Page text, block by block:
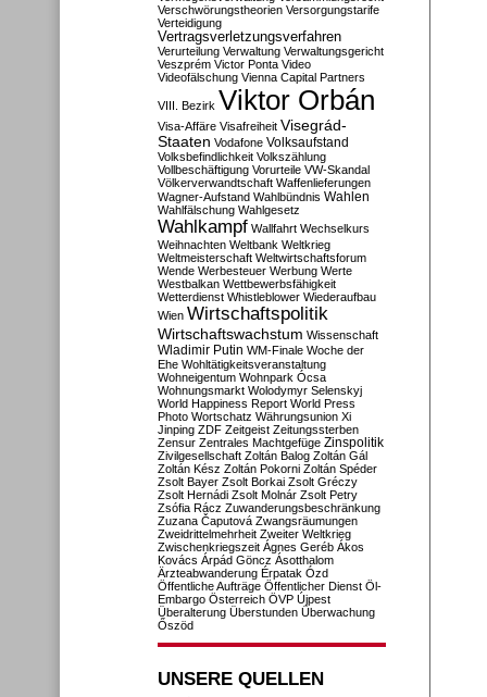
Verschwörungstheorien Versorgungstarife
Verteidigung
Vertragsverletzungsverfahren
Verurteilung Verwaltung Verwaltungsgericht
Veszprém Victor Ponta Video
Videofälschung Vienna Capital Partners
VIII. Bezirk Viktor Orbán
Visa-Affäre Visafreiheit Visegrád-
Staaten Vodafone Volksaufstand
Volksbefindlichkeit Volkszählung
Vollbeschäftigung Vorurteile VW-Skandal
Völkerverwandtschaft Waffenlieferungen
Wagner-Aufstand Wahlbündnis Wahlen
Wahlfälschung Wahlgesetz
Wahlkampf Wallfahrt Wechselkurs
Weihnachten Weltbank Weltkrieg
Weltmeisterschaft Weltwirtschaftsforum
Wende Werbesteuer Werbung Werte
Westbalkan Wettbewerbsfähigkeit
Wetterdienst Whistleblower Wiederaufbau
Wien Wirtschaftspolitik
Wirtschaftswachstum Wissenschaft
Wladimir Putin WM-Finale Woche der
Ehe Wohltätigkeitsveranstaltung
Wohneigentum Wohnpark Ócsa
Wohnungsmarkt Wolodymyr Selenskyj
World Happiness Report World Press
Photo Wortschatz Währungsunion Xi
Jinping ZDF Zeitgeist Zeitungssterben
Zensur Zentrales Machtgefüge Zinspolitik
Zivilgesellschaft Zoltán Balog Zoltán Gál
Zoltán Kész Zoltán Pokorni Zoltán Spéder
Zsolt Bayer Zsolt Borkai Zsolt Gréczy
Zsolt Hernádi Zsolt Molnár Zsolt Petry
Zsófia Rácz Zuwanderungsbeschränkung
Zuzana Čaputová Zwangsräumungen
Zweidrittelmehrheit Zweiter Weltkrieg
Zwischenkriegszeit Ágnes Geréb Ákos
Kovács Árpád Göncz Ásotthalom
Ärzteabwanderung Érpatak Ózd
Öffentliche Aufträge Öffentlicher Dienst Öl-
Embargo Österreich ÖVP Újpest
Überalterung Überstunden Überwachung
Őszöd
UNSERE QUELLEN